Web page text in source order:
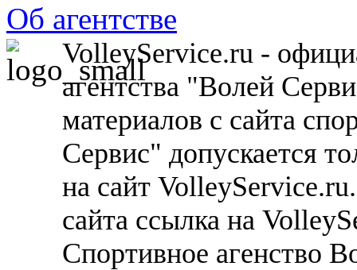
Об агентстве
VolleyService.ru -
агентства "Волей
материалов с сайта
Сервис" допускается
на сайт
сайта ссылка на
Спортивное агенство